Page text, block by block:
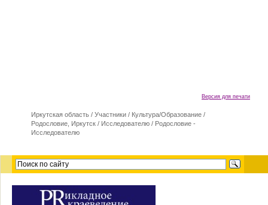
Версия для печати
Иркутская область / Участники / Культура/Образование /
Родословие, Иркутск / Исследователю / Родословие -
Исследователю